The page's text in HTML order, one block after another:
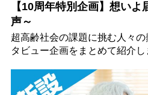
【10周年特別企画】想い
声～
超高齢社会の課題に挑む人々
タビュー企画をまとめて紹介し